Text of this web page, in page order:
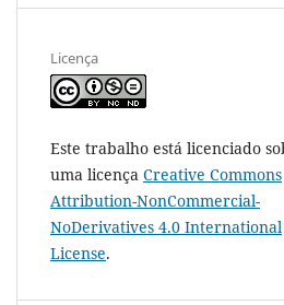
Licença
Este trabalho está licenciado
uma licença Creative Commons
Attribution-NonCommercial-
NoDerivatives 4.0 International
License.